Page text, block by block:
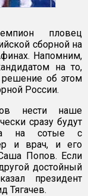
пловец
сборной на
Напомним,
на то,
решение об этом
России.
нести наше
сразу будут
на сотые с
и врач, и его
Попов. Если
достойный
президент
Тягачев.